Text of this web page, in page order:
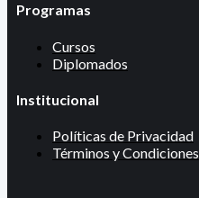
Programas
Cursos
Diplomados
Institucional
Políticas de Privacidad
Términos y Condiciones